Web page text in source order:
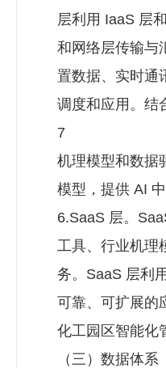
层利用 IaaS 层
和网络层传输与
置数据、实时通
调度和应用。结
7
机理模型和数据
模型，提供 AI 中
6.SaaS 层。
工具、行业机理
务。SaaS 层利
可靠、可扩展的
化工园区智能化
（三）数据体系